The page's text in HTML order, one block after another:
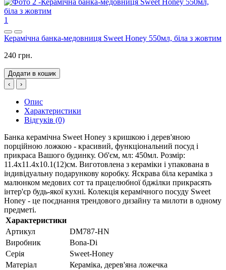
1
Керамічна банка-медовниця Sweet Honey 550мл, біла з жовтим
240 грн.
Додати в кошик
‹
›
Опис
Характеристики
Відгуків (0)
Банка керамічна Sweet Honey з кришкою і дерев'яною
порційною ложкою - красивий, функціональний посуд і
прикраса Вашого будинку. Об'єм, мл: 450мл. Розмір:
11.4х11.4х10.1(12)см. Виготовлена з кераміки і упакована в
індивідуальну подарункову коробку. Яскрава біла кераміка з
малюнком медових сот та працелюбної бджілки прикрасять
інтер'єр будь-якої кухні. Колекція керамічного посуду Sweet
Honey - це поєднання трендового дизайну та милоти в одному
предметі.
Характеристики
Артикул
DM787-HN
Виробник
Bona-Di
Серія
Sweet-Honey
Матеріал
Кераміка, дерев'яна ложечка